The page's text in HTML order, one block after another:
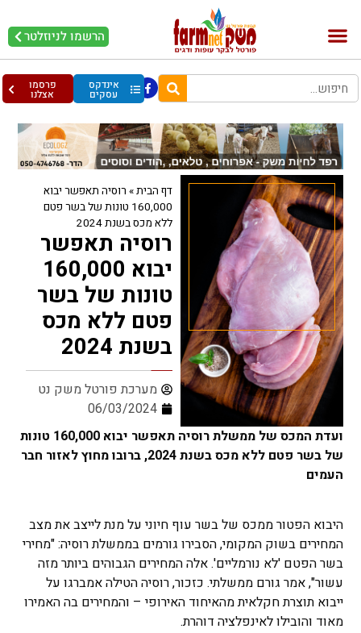
הרשמו לניוזלטר
אינדקס
עסקים
פרסמו
אצלנו
דף הבית» רוסיה תאפשר יבוא
160,000 טונות של בשר פטם
ללא מכס בשנת 2024
רוסיה תאפשר
יבוא 160,000
טונות של בשר
פטם ללא מכס
בשנת 2024
מערכת פורטל משק נט
06/03/2024
ועדת המכס של ממשלת רוסיה תאפשר יבוא 160,000 טונות
של בשר פטם ללא מכס בשנת 2024, ברובו מחוץ לאזור חבר
העמים
היבוא הפטור ממכס של בשר עוף חיוני על מנת לייצב את מצב
המחירים בשוק המקומי, הסבירו גורמים בממשלת רוסיה: "מחירי
בשר הפטם 'לא נורמליים'. אלה המחירים הגבוהים ביותר מזה
עשור", אמר גורם ממשלתי. כזכור, רוסיה הטילה אמברגו על
ייבוא תוצרת חקלאית מהאיחוד האירופי – והמחירים בה האמירו
מאוד והובילו לאינפלציה דוהרת.